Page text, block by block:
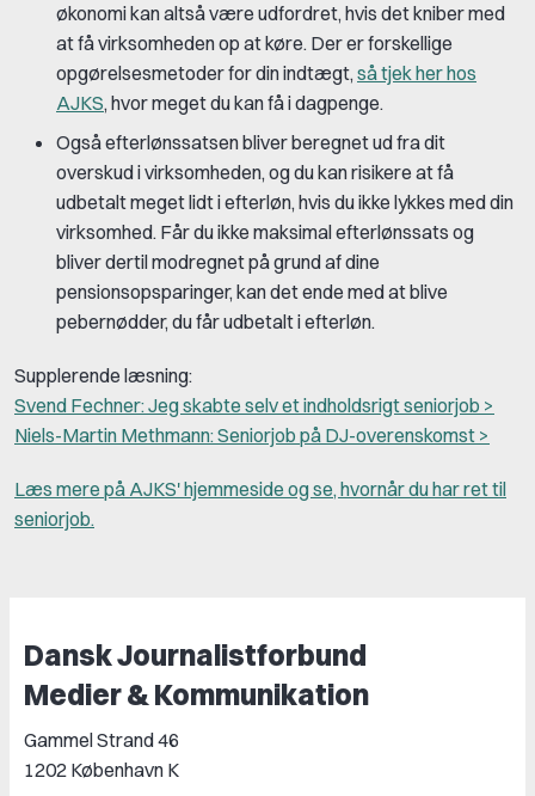
økonomi kan altså være udfordret, hvis det kniber med
at få virksomheden op at køre. Der er forskellige
opgørelsesmetoder for din indtægt, så tjek her hos
AJKS, hvor meget du kan få i dagpenge.
Også efterlønssatsen bliver beregnet ud fra dit
overskud i virksomheden, og du kan risikere at få
udbetalt meget lidt i efterløn, hvis du ikke lykkes med din
virksomhed. Får du ikke maksimal efterlønssats og
bliver dertil modregnet på grund af dine
pensionsopsparinger, kan det ende med at blive
pebernødder, du får udbetalt i efterløn.
Supplerende læsning:
Svend Fechner: Jeg skabte selv et indholdsrigt seniorjob >
Niels-Martin Methmann: Seniorjob på DJ-overenskomst >
Læs mere på AJKS' hjemmeside og se, hvornår du har ret til
seniorjob.
Dansk Journalistforbund
Medier & Kommunikation
Gammel Strand 46
1202 København K